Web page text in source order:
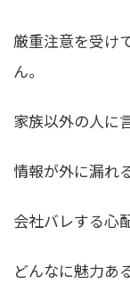
厳重注意を受け
ん。
家族以外の人に
情報が外に漏れ
会社バレする心
どんなに魅力あ